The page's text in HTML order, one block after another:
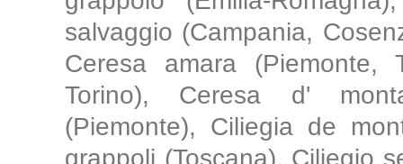
salvaggio (Campania,
Ceresa amara (Piemonte,
Torino), Ceresa d'
(Piemonte), Ciliegia de
grappoli (Toscana), Ciliegio